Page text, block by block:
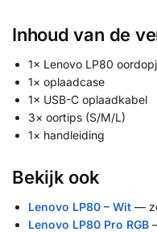
Inhoud van de
1× Lenovo LP80
1× oplaadcase
1× USB-C oplaadkabel
3× oortips (S/M/L)
1× handleiding
Bekijk ook
Lenovo LP80 – Wit —
Lenovo LP80 Pro RGB